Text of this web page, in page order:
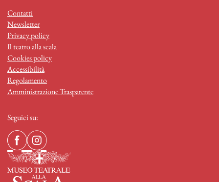
Contatti
Newsletter
Privacy policy
Il teatro alla scala
Cookies policy
Accessibilità
Regolamento
Amministrazione Trasparente
Seguici su: